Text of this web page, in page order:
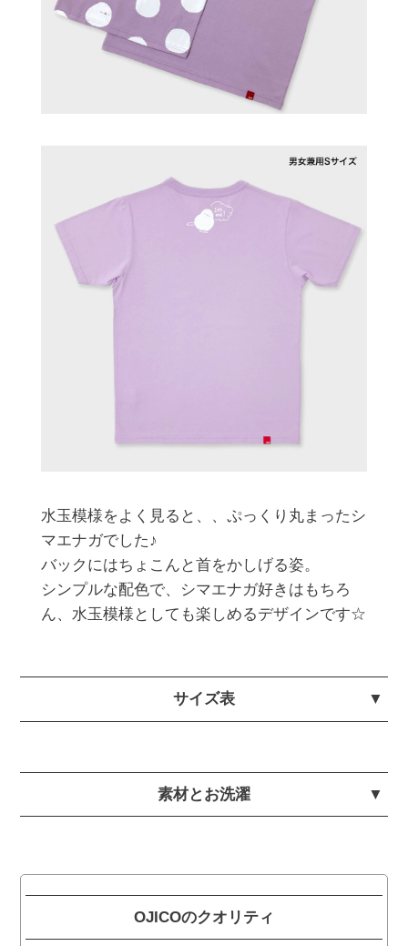
水玉模様をよく見ると、、ぷっくり丸まったシ
マエナガでした♪
バックにはちょこんと首をかしげる姿。
シンプルな配色で、シマエナガ好きはもちろ
ん、水玉模様としても楽しめるデザインです☆
サイズ表
素材とお洗濯
OJICOのクオリティ